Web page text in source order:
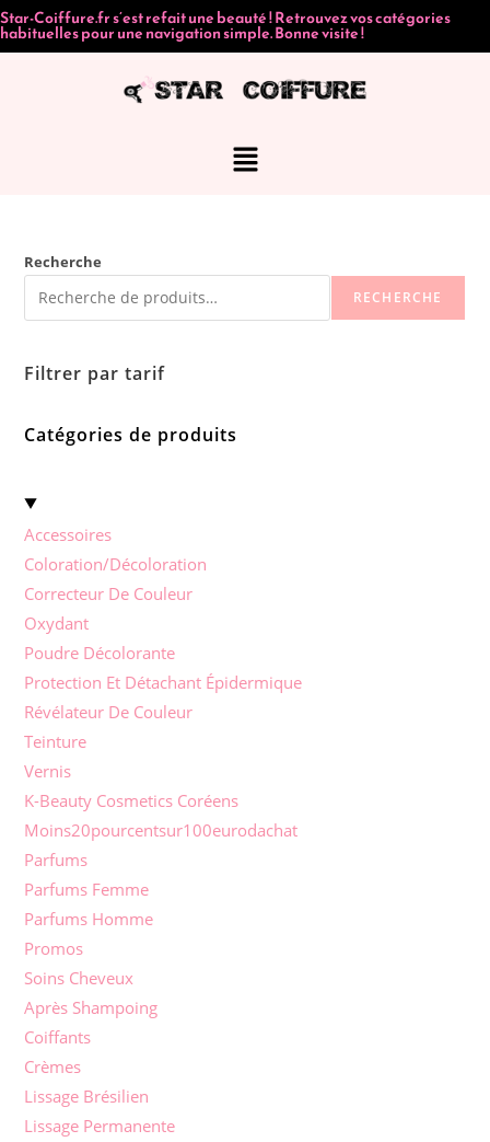
Star-Coiffure.fr s’est refait une beauté ! Retrouvez vos catégories
habituelles pour une navigation simple. Bonne visite !
Recherche
RECHERCHE
Filtrer par tarif
Catégories de produits
Accessoires
Coloration/Décoloration
Correcteur De Couleur
Oxydant
Poudre Décolorante
Protection Et Détachant Épidermique
Révélateur De Couleur
Teinture
Vernis
K-Beauty Cosmetics Coréens
Moins20pourcentsur100eurodachat
Parfums
Parfums Femme
Parfums Homme
Promos
Soins Cheveux
Après Shampoing
Coiffants
Crèmes
Lissage Brésilien
Lissage Permanente